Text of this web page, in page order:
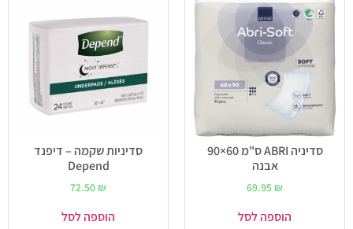
סדיניה ABRI ס"מ 60×90
אבנה
69.95 ₪
הוספה לסל
סדיניות שקמה – דיפנד
Depend
72.50 ₪
הוספה לסל